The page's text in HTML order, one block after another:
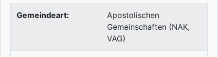
Gemeindeart:
Apostolischen
Gemeinschaften (NAK,
VAG)